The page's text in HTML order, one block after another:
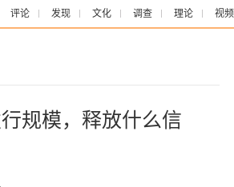
评论 发现 文化 调查 理论 视频
规模，释放什么信